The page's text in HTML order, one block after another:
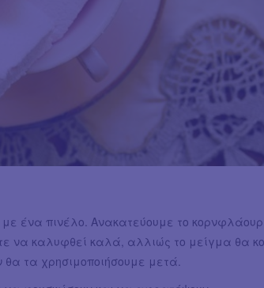
ένα πινέλο. Ανακατεύουμε το κορνφλάουρ
να καλυφθεί καλά, αλλιώς το μείγμα θα
τα χρησιμοποιήσουμε μετά.